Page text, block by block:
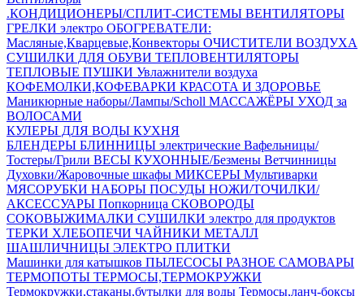
.КОНДИЦИОНЕРЫ/СПЛИТ-СИСТЕМЫ ВЕНТИЛЯТОРЫ
ГРЕЛКИ электро ОБОГРЕВАТЕЛИ:
Масляные,Кварцевые,Конвекторы ОЧИСТИТЕЛИ ВОЗДУХА
СУШИЛКИ ДЛЯ ОБУВИ ТЕПЛОВЕНТИЛЯТОРЫ
ТЕПЛОВЫЕ ПУШКИ Увлажнители воздуха
КОФЕМОЛКИ,КОФЕВАРКИ КРАСОТА И ЗДОРОВЬЕ
Маникюрные наборы/Лампы/Scholl МАССАЖЁРЫ УХОД за
ВОЛОСАМИ
КУЛЕРЫ ДЛЯ ВОДЫ КУХНЯ
БЛЕНДЕРЫ БЛИННИЦЫ электрические Вафельницы/
Тостеры/Грили ВЕСЫ КУХОННЫЕ/Безмены Ветчинницы
Духовки/Жаровочные шкафы МИКСЕРЫ Мультиварки
МЯСОРУБКИ НАБОРЫ ПОСУДЫ НОЖИ/ТОЧИЛКИ/
АКСЕССУАРЫ Попкорница СКОВОРОДЫ
СОКОВЫЖИМАЛКИ СУШИЛКИ электро для продуктов
ТЕРКИ ХЛЕБОПЕЧИ ЧАЙНИКИ МЕТАЛЛ
ШАШЛИЧНИЦЫ ЭЛЕКТРО ПЛИТКИ
Машинки для катышков ПЫЛЕСОСЫ РАЗНОЕ САМОВАРЫ
ТЕРМОПОТЫ ТЕРМОСЫ,ТЕРМОКРУЖКИ
Термокружки,стаканы,бутылки для воды Термосы,ланч-боксы